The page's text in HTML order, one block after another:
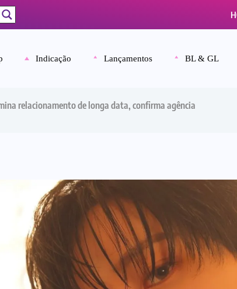
Indicação Lançamentos BL & GL
relacionamento de longa data, confirma agência